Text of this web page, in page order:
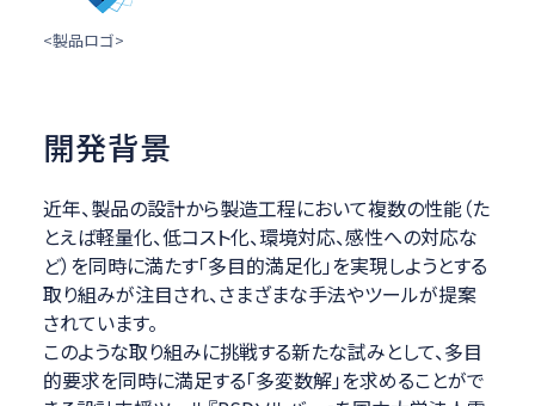
<製品ロゴ>
開発背景
近年、製品の設計から製造工程において複数の性能（た
とえば軽量化、低コスト化、環境対応、感性への対応な
ど）を同時に満たす「多目的満足化」を実現しようとする
取り組みが注目され、さまざまな手法やツールが提案
されています。
このような取り組みに挑戦する新たな試みとして、多目
的要求を同時に満足する「多変数解」を求めることがで